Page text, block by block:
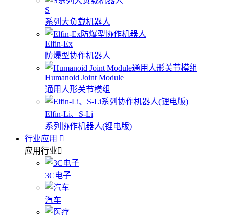
S
系列大负载机器人
Elfin-Ex
防爆型协作机器人
Humanoid Joint Module
通用人形关节模组
Elfin-Li、S-Li
系列协作机器人(锂电版)
行业应用
应用行业
3C电子
汽车